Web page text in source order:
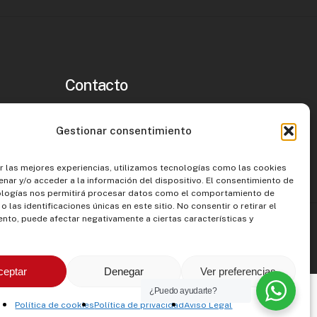
Gestionar consentimiento
las mejores experiencias, utilizamos tecnologías como las cookies
y/o acceder a la información del dispositivo. El consentimiento de
nos permitirá procesar datos como el comportamiento de
o las identificaciones únicas en este sitio. No consentir o retirar el
puede afectar negativamente a ciertas características y
Denegar Ver preferencias
Política de cookiesPolítica de privacidadAviso Legal
Contacto
T: +34 679 983 674
técnico
privacidad Política de Cookies
¿Puedo ayudarte?